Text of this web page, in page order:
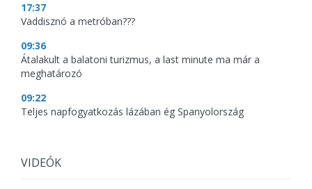
17:37
Vaddisznó a metróban???
09:36
Átalakult a balatoni turizmus, a last minute ma már a
meghatározó
09:22
Teljes napfogyatkozás lázában ég Spanyolország
VIDEÓK